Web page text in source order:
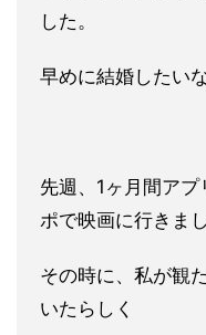
した。
早めに結婚したい
先週、1ヶ月間ア
ポで映画に行きま
その時に、私が観
いたらしく